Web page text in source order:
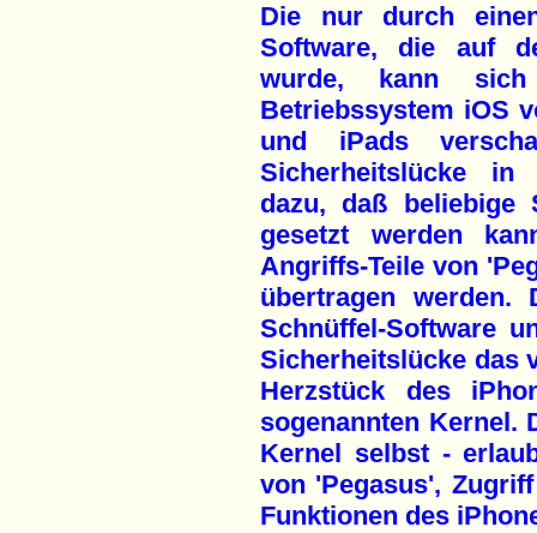
Die nur durch
Software, die auf
wurde, kann
Betriebssystem iOS
und iPads
Sicherheitslücke in
dazu, daß beliebige
gesetzt werden
Angriffs-Teile von
übertragen
Schnüffel-Software
Sicherheitslücke das
Herzstück des
sogenannten Kernel.
Kernel selbst -
von 'Pegasus',
Funktionen des